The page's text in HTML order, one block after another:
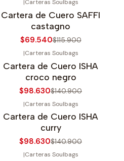
|Carteras Soulbags
Cartera de Cuero SAFFI
castagno
$69.540$115.900
|Carteras Soulbags
Cartera de Cuero ISHA
croco negro
$98.630$140.900
|Carteras Soulbags
Cartera de Cuero ISHA
curry
$98.630$140.900
|Carteras Soulbags